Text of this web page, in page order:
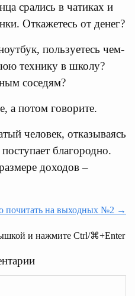
срались в чатиках и
Откажетесь от денег?
пользуетесь чем-
технику в школу?
соседям?
а потом говорите.
человек, отказываясь
благородно.
доходов –
почитать на выходных №2 →
и нажмите Ctrl/⌘+Enter